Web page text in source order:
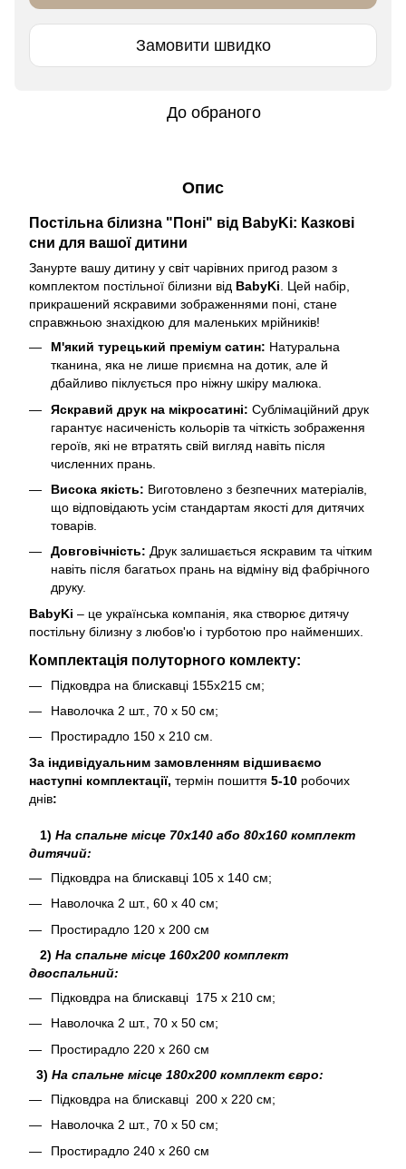
Замовити швидко
До обраного
Опис
Постільна білизна "Поні" від BabyKi: Казкові
сни для вашої дитини
Занурте вашу дитину у світ чарівних пригод разом з
комплектом постільної білизни від BabyKi . Цей набір,
прикрашений яскравими зображеннями поні, стане
справжньою знахідкою для маленьких мрійників!
М'який турецький преміум сатин: Натуральна
тканина, яка не лише приємна на дотик, але й
дбайливо піклується про ніжну шкіру малюка.
Яскравий друк на мікросатині: Сублімаційний друк
гарантує насиченість кольорів та чіткість зображення
героїв, які не втратять свій вигляд навіть після
численних прань.
Висока якість: Виготовлено з безпечних матеріалів,
що відповідають усім стандартам якості для дитячих
товарів.
Довговічність: Друк залишається яскравим та чітким
навіть після багатьох прань на відміну від фабрічного
друку.
BabyKi – це українська компанія, яка створює дитячу
постільну білизну з любов'ю і турботою про найменших.
Комплектація полуторного комлекту:
Підковдра на блискавці 155х215 см;
Наволочка 2 шт., 70 х 50 см;
Простирадло 150 х 210 см.
За індивідуальним замовленням відшиваємо
наступні комплектації, термін пошиття 5-10 робочих
днів:
1) На спальне місце 70х140 або 80х160 комплект
дитячий:
Підковдра на блискавці 105 х 140 см;
Наволочка 2 шт., 60 х 40 см;
Простирадло 120 х 200 см
2) На спальне місце 160х200 комплект
двоспальний:
Підковдра на блискавці 175 х 210 см;
Наволочка 2 шт., 70 х 50 см;
Простирадло 220 х 260 см
3) На спальне місце 180х200 комплект євро:
Підковдра на блискавці 200 х 220 см;
Наволочка 2 шт., 70 х 50 см;
Простирадло 240 х 260 см